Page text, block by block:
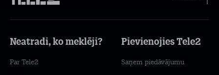
Neatradi, ko meklēji?
Par Tele2
Pievienojies Tele2
Saņem piedāvājumu